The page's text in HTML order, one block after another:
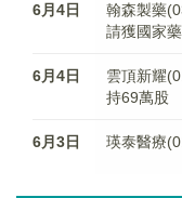
6月4日
翰森製藥
請獲國家
6月4日
雲頂新耀
持69萬股
6月3日 瑛泰醫療